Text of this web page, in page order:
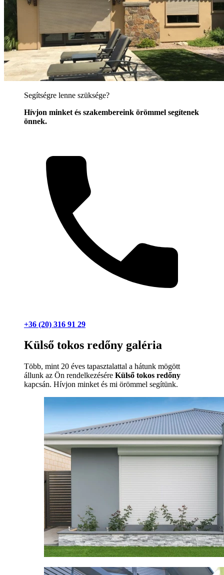
Segítségre lenne szüksége?
Hívjon minket és szakembereink örömmel segítenek
önnek.
+36 (20) 316 91 29
Külső tokos redőny galéria
Több, mint 20 éves tapasztalattal a hátunk mögött
állunk az Ön rendelkezésére Külső tokos redőny
kapcsán. Hívjon minket és mi örömmel segítünk.